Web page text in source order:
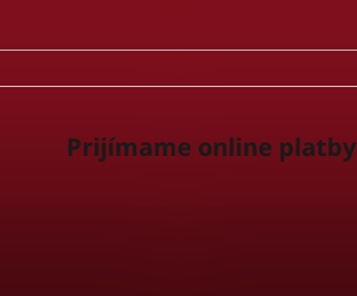
i
Prijímame online platby